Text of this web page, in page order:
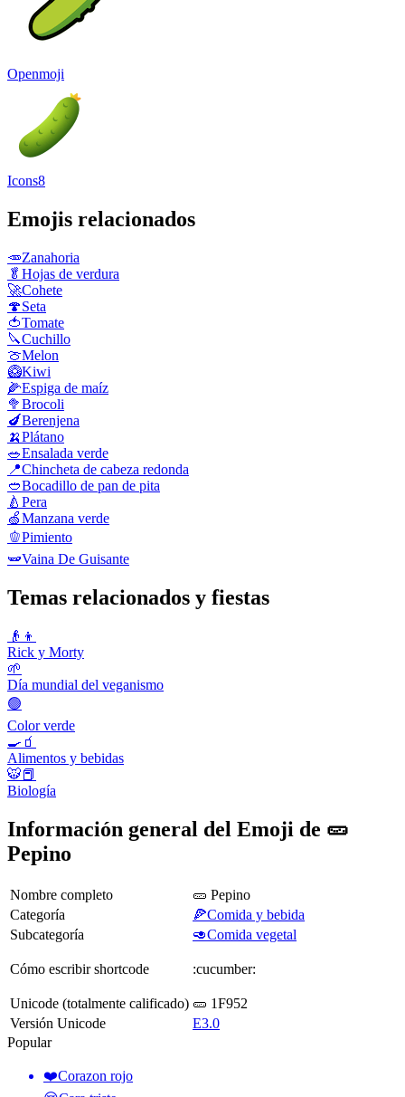
Openmoji
Icons8
Emojis relacionados
🥕Zanahoria
🥬 Hojas de verdura
🚀Cohete
🍄Seta
🍅Tomate
🔪Cuchillo
🍈Melon
🥝Kiwi
🌽Espiga de maíz
🥦Brocoli
🍆Berenjena
🍌Plátano
🥗Ensalada verde
📍Chincheta de cabeza redonda
🥙Bocadillo de pan de pita
🍐 Pera
🍏Manzana verde
🫑Pimiento
🫛Vaina De Guisante
Temas relacionados y fiestas
👴👦
Rick y Morty
🌱
Día mundial del veganismo
🟢
Color verde
🍳🧃
Alimentos y bebidas
🐯📕
Biología
Información general del Emoji de 🥒
Pepino
Nombre completo
🥒 Pepino
Categoría
🍕Comida y bebida
Subcategoría
🥑Comida vegetal
Cómo escribir shortcode :cucumber:
Unicode (totalmente calificado) 🥒 1F952
Versión Unicode
E3.0
Popular
❤️Corazon rojo